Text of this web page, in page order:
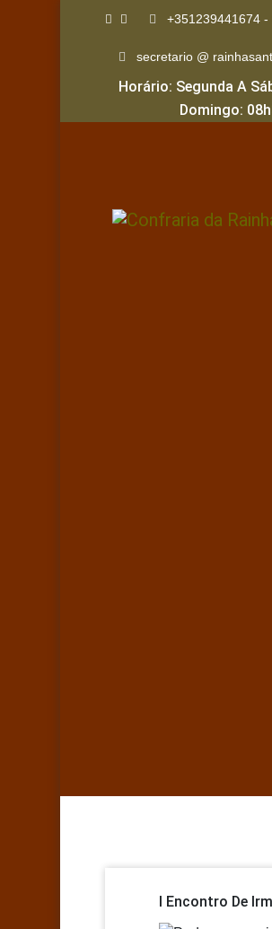
+351239441674
secretario @
Horário: Segunda A
Domingo:
I Encontro De